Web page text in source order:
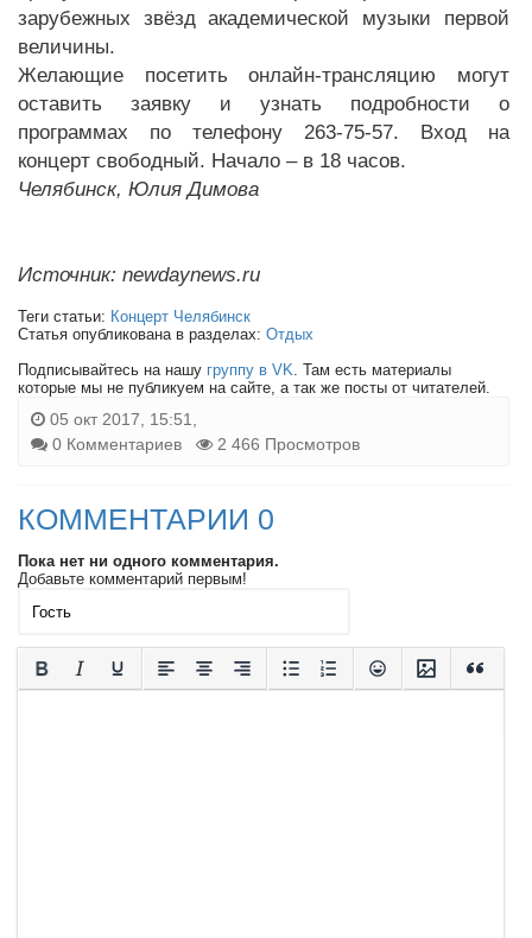
зарубежных звёзд академической музыки первой
величины.
Желающие посетить онлайн-трансляцию могут
оставить заявку и узнать подробности о
программах по телефону 263-75-57. Вход на
концерт свободный. Начало – в 18 часов.
Челябинск, Юлия Димова
Источник: newdaynews.ru
Теги статьи: Концерт Челябинск
Статья опубликована в разделах: Отдых
Подписывайтесь на нашу группу в VK. Там есть материалы
которые мы не публикуем на сайте, а так же посты от читателей.
05 окт 2017, 15:51,
0 Комментариев
2 466 Просмотров
КОММЕНТАРИИ 0
Пока нет ни одного комментария.
Добавьте комментарий первым!